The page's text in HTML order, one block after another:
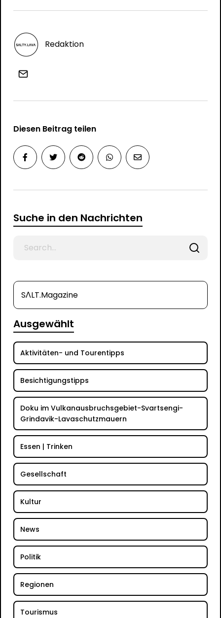
Redaktion
Diesen Beitrag teilen
Suche in den Nachrichten
SΛLT.Magazine
Ausgewählt
Aktivitäten- und Tourentipps
Besichtigungstipps
Doku im Vulkanausbruchsgebiet-Svartsengi-
Grindavik-Lavaschutzmauern
Essen | Trinken
Gesellschaft
Kultur
News
Politik
Regionen
Tourismus